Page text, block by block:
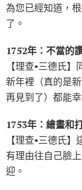
為您已經知道，
了。
1752年：不當的
【理查•三德氏
新年裡（真的是
再見到了）都能幸
1753年：繪畫和
【理查•三德氏
有理由往自己臉
迎。